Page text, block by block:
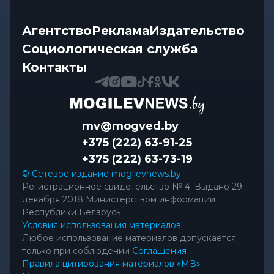
АгентствоРекламаИздательство
Социологическая служба
Контакты
mv@mogved.by
+375 (222) 63-91-25
+375 (222) 63-73-19
© Сетевое издание mogilevnews.by
Регистрационное свидетельство № 4. Выдано 29
декабря 2018 Министерством информации
Республики Беларусь
Условия использования материалов
Любое использование материалов допускается
только при соблюдении Соглашения
Правила цитирования материалов «МВ»